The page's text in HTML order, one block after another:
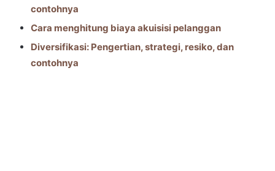
contohnya
Cara menghitung biaya akuisisi pelanggan
Diversifikasi: Pengertian, strategi, resiko, dan
contohnya